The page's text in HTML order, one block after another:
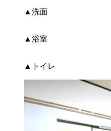
▲洗面
▲浴室
▲トイレ